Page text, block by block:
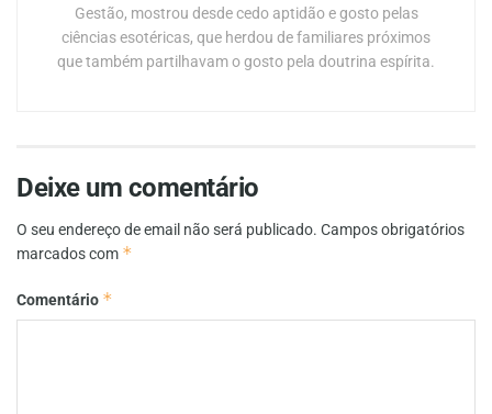
Gestão, mostrou desde cedo aptidão e gosto pelas
ciências esotéricas, que herdou de familiares próximos
que também partilhavam o gosto pela doutrina espírita.
Deixe um comentário
O seu endereço de email não será publicado. Campos obrigatórios
marcados com *
Comentário *